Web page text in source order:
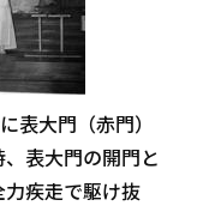
表大門（赤門）
表大門の開門と
疾走で駆け抜